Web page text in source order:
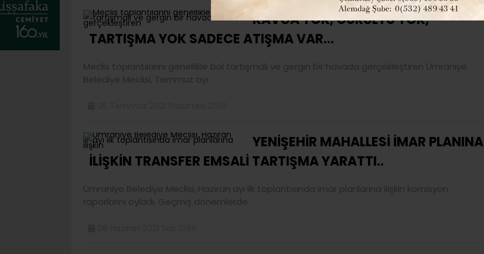
KAVGA YOK, GÜRÜLTÜ YOK,
TARTIŞMA YOK SADECE ATIŞMA VAR…
Meclis toplantılarını genellikle bol tartışmalı ve gergin bir havada gerçekleştiren Ümraniye
Belediye Meclisi, Temmuz ayı
YENİŞEHİR MAHALLESİ İMAR PLANINA
İLİŞKİN TRANSFER EMSALİ TARTIŞMA YARATTI..
Ümraniye Belediye Meclisi, Haziran ayı ilk toplantısında imar planlarına ilişkin komisyon
raporlarını oyladı. Geçmiş dönemlerde